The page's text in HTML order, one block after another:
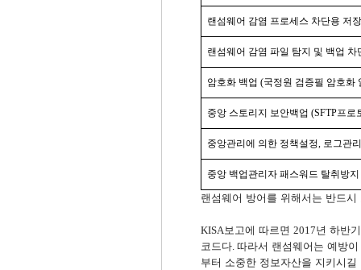
랜섬웨어 감염 프로세스 차단용 저
랜섬웨어 감염 파일 탐지 및 백업 차
암호화 백업 (국정원 검증필 암호화
중앙 스토리지 보안백업 (SFTP프로
중앙관리에 의한 정책설정, 로그관리
중앙 백업관리자 패스워드 탈취방
랜섬웨어 방어를 위해서는 반드
KISA보고에 따르면 2017년 하반
코드다. 따라서 랜섬웨어는 예방
부터 소중한 정보자산을 지키시